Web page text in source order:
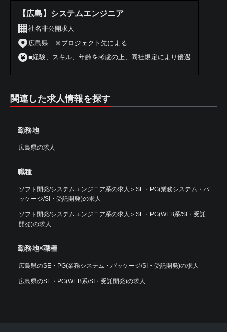
【広島】システムエンジニア
社名非公開求人
広島県 ※プロジェクト先による
■経験、スキル、年齢を考慮の上、同社規定により優遇
関連した求人情報を探す
勤務地
広島県の求人
職種
ソフト開発/システムエンジニア系の求人 ＞ SE・PG(業務システム・パ
ッケージ/SI・受託開発)の求人
ソフト開発/システムエンジニア系の求人 ＞ SE・PG(WEB系/SI・受託
開発)の求人
勤務地×職種
広島県のSE・PG(業務システム・パッケージ/SI・受託開発)の求人
広島県のSE・PG(WEB系/SI・受託開発)の求人